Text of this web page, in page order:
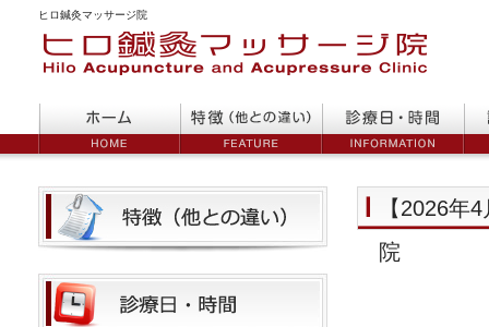
ヒロ鍼灸マッサージ院
【2026年
院